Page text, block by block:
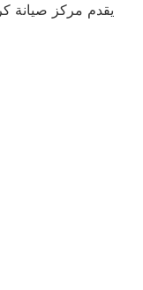
يقدم مركز صيانة